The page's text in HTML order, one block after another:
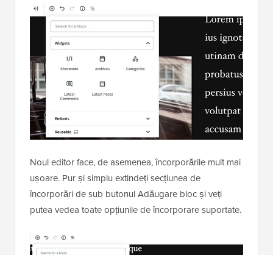
Noul editor face, de asemenea, încorporările mult mai
ușoare. Pur și simplu extindeți secțiunea de
încorporări de sub butonul Adăugare bloc și veți
putea vedea toate opțiunile de încorporare suportate.